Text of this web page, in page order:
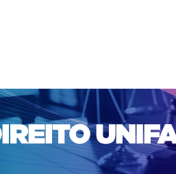
ACESSO CADASTRO
DE Nº 1 A 100 WEBMAIL
>n. 130 (2011)